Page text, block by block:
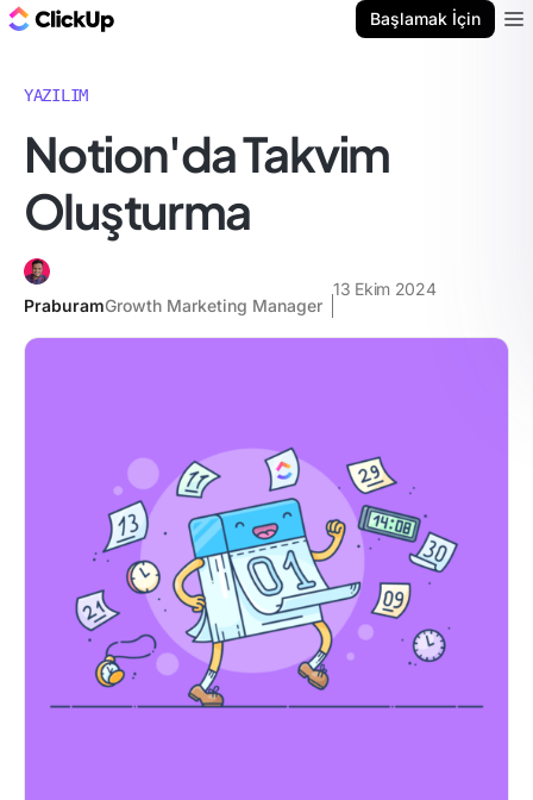
Başlamak İçin
YAZILIM
Notion'da Takvim
Oluşturma
PraburamGrowth Marketing Manager
13 Ekim 2024